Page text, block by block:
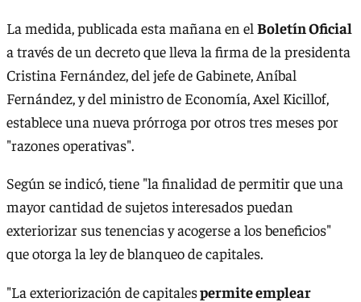
La medida, publicada esta mañana en el Boletín Oficial
a través de un decreto que lleva la firma de la presidenta
Cristina Fernández, del jefe de Gabinete, Aníbal
Fernández, y del ministro de Economía, Axel Kicillof,
establece una nueva prórroga por otros tres meses por
"razones operativas".
Según se indicó, tiene "la finalidad de permitir que una
mayor cantidad de sujetos interesados puedan
exteriorizar sus tenencias y acogerse a los beneficios"
que otorga la ley de blanqueo de capitales.
"La exteriorización de capitalespermite emplear